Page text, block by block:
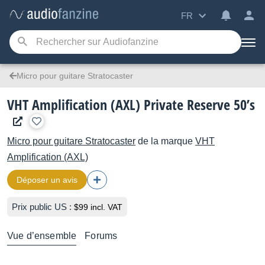
FR
Micro pour guitare Stratocaster
VHT Amplification (AXL) Private Reserve 50’s
Micro pour guitare Stratocaster de la marque VHT
Amplification (AXL)
Déposer un avis
Prix public US : $99 incl. VAT
Vue d’ensemble Forums